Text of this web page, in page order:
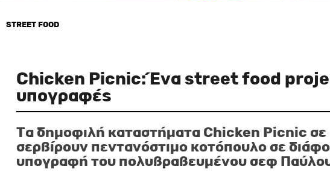
STREET FOOD
Chicken Picnic: Ένα street food
υπογραφές
Τα δημοφιλή καταστήματα Chicken Picnic σε
σερβίρουν πεντανόστιμο κοτόπουλο σε
υπογραφή του πολυβραβευμένου σεφ